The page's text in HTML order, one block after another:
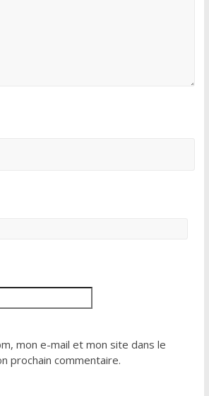
mon e-mail et mon site dans le
prochain commentaire.